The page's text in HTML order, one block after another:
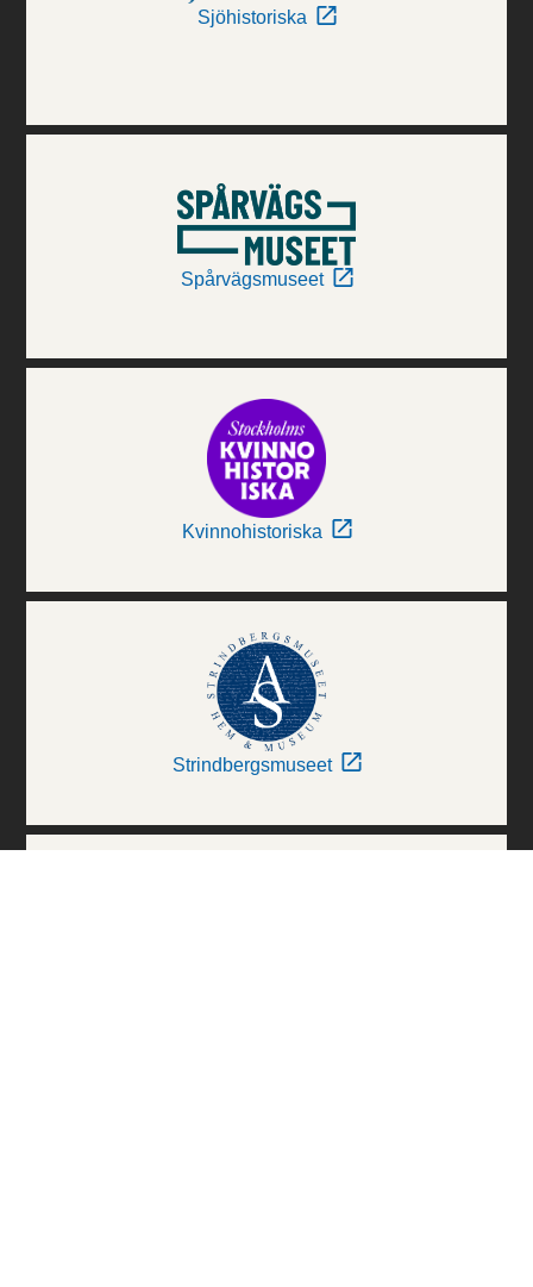
Sjöhistoriska
Spårvägsmuseet
Kvinnohistoriska
Strindbergsmuseet